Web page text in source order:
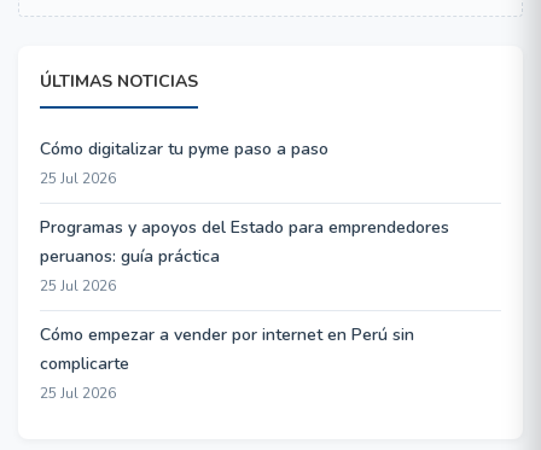
ÚLTIMAS NOTICIAS
Cómo digitalizar tu pyme paso a paso
25 Jul 2026
Programas y apoyos del Estado para emprendedores
peruanos: guía práctica
25 Jul 2026
Cómo empezar a vender por internet en Perú sin
complicarte
25 Jul 2026